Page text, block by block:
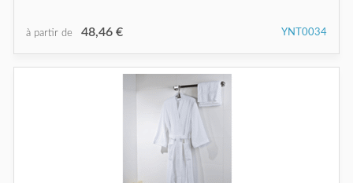
à partir de 48,46 € YNT0034